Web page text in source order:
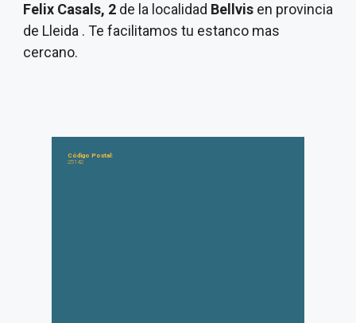
Felix Casals, 2 de la localidad Bellvis en provincia
de Lleida . Te facilitamos tu estanco mas
cercano.
Código Postal:
25142